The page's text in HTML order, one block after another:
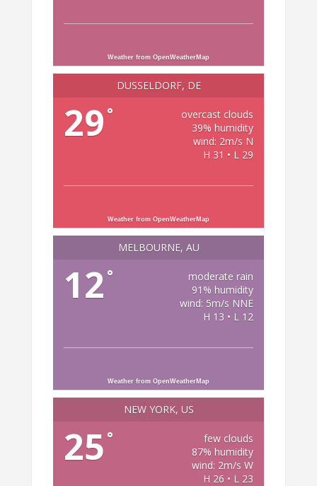
Weather from OpenWeatherMap
DÜSSELDORF, DE
29 °
overcast clouds
39% humidity
wind: 2m/s N
H 31 • L 29
Weather from OpenWeatherMap
MELBOURNE, AU
12 °
moderate rain
91% humidity
wind: 5m/s NNE
H 13 • L 12
Weather from OpenWeatherMap
NEW YORK, US
25 °
few clouds
87% humidity
wind: 2m/s W
H 26 • L 23